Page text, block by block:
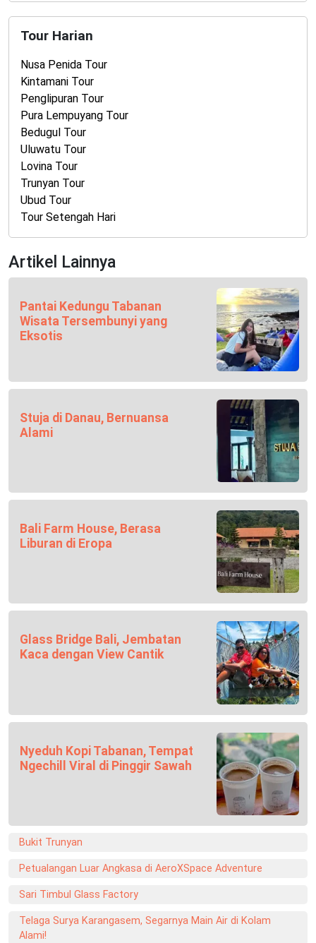
Tour Harian
Nusa Penida Tour
Kintamani Tour
Penglipuran Tour
Pura Lempuyang Tour
Bedugul Tour
Uluwatu Tour
Lovina Tour
Trunyan Tour
Ubud Tour
Tour Setengah Hari
Artikel Lainnya
Pantai Kedungu Tabanan
Wisata Tersembunyi yang
Eksotis
Stuja di Danau, Bernuansa
Alami
Bali Farm House, Berasa
Liburan di Eropa
Glass Bridge Bali, Jembatan
Kaca dengan View Cantik
Nyeduh Kopi Tabanan, Tempat
Ngechill Viral di Pinggir Sawah
Bukit Trunyan
Petualangan Luar Angkasa di AeroXSpace Adventure
Sari Timbul Glass Factory
Telaga Surya Karangasem, Segarnya Main Air di Kolam
Alami!